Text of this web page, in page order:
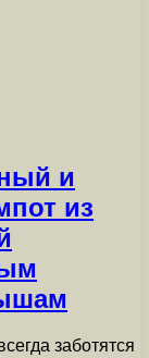
и
из
заботятся